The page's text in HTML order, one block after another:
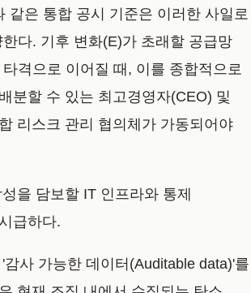
같은 통합 공시 기준은 이러한 사일로
다. 기후 변화(E)가 초래할 공급망
격으로 이어질 때, 이를 종합적으로
분할 수 있는 최고경영자(CEO) 및
리스크 관리 협의체가 가동되어야
을 담보할 IT 인프라와 통제
급하다.
사 가능한 데이터(Auditable data)'를